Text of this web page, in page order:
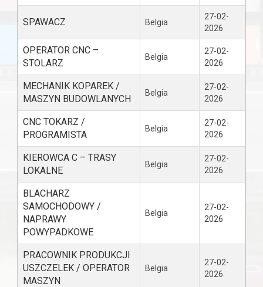
SPAWACZ Belgia
27-02-
2026
OPERATOR CNC –
STOLARZ
Belgia
27-02-
2026
MECHANIK KOPAREK /
MASZYN BUDOWLANYCH
Belgia
27-02-
2026
CNC TOKARZ /
PROGRAMISTA
Belgia
27-02-
2026
KIEROWCA C – TRASY
LOKALNE
Belgia
27-02-
2026
BLACHARZ
SAMOCHODOWY /
NAPRAWY
POWYPADKOWE
Belgia
27-02-
2026
PRACOWNIK PRODUKCJI
USZCZELEK / OPERATOR
MASZYN
Belgia
27-02-
2026